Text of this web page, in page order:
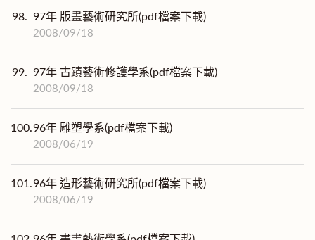
98. 97年 版畫藝術研究所(pdf檔案下載)
2008/09/18
99. 97年 古蹟藝術修護學系(pdf檔案下載)
2008/09/18
100.96年 雕塑學系(pdf檔案下載)
2008/06/19
101.96年 造形藝術研究所(pdf檔案下載)
2008/06/19